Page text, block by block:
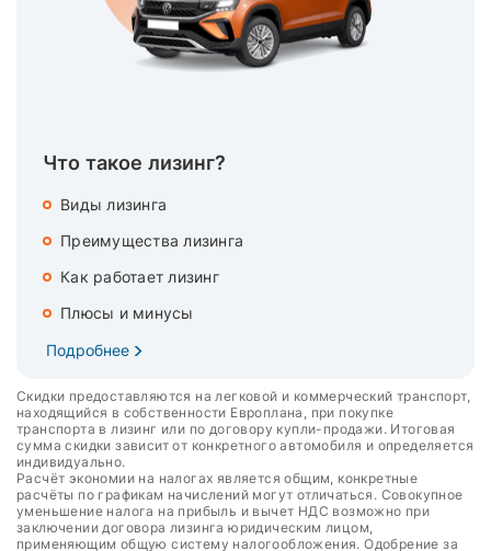
Что такое лизинг?
Виды лизинга
Преимущества лизинга
Как работает лизинг
Плюсы и минусы
Подробнее
Скидки предоставляются на легковой и коммерческий транспорт,
находящийся в собственности Европлана, при покупке
транспорта в лизинг или по договору купли-продажи. Итоговая
сумма скидки зависит от конкретного автомобиля и определяется
индивидуально.
Расчёт экономии на налогах является общим, конкретные
расчёты по графикам начислений могут отличаться. Совокупное
уменьшение налога на прибыль и вычет НДС возможно при
заключении договора лизинга юридическим лицом,
применяющим общую систему налогообложения. Одобрение за